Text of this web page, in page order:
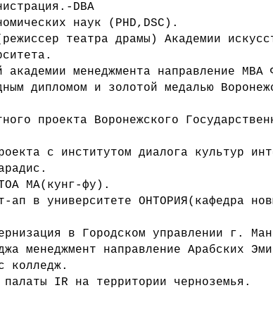
DBA
наук (PHD,DSC).
театра драмы) Академии
академии менеджмента направление МВА
дипломом и золотой медалью
проекта Воронежского
с институтом диалога культур
МА(кунг-фу).
ап в университете ОНТОРИЯ(кафедра
в Городском управлении г.
менеджмент направление Арабских
колледж.
IR на территории черноземья.